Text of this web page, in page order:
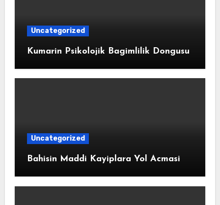
Uncategorized
Kumarin Psikolojik Bagimlilik Dongusu
Uncategorized
Bahisin Maddi Kayiplara Yol Acmasi